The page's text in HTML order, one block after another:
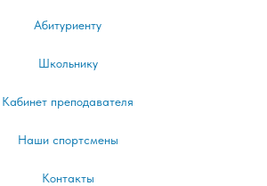
Абитуриенту
Школьнику
Кабинет преподавателя
Наши спортсмены
Контакты